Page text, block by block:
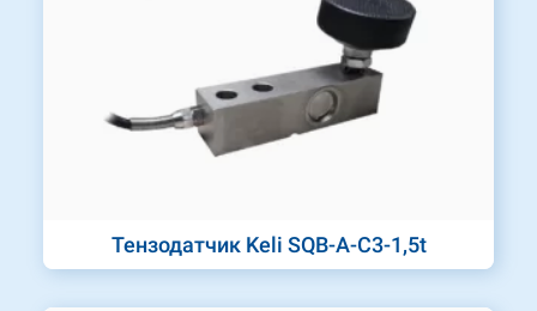
Тензодатчик Keli SQB-A-C3-1,5t